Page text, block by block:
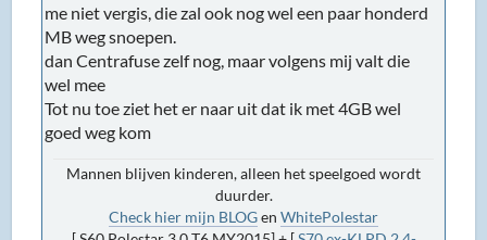
me niet vergis, die zal ook nog wel een paar honderd
MB weg snoepen.
dan Centrafuse zelf nog, maar volgens mij valt die
wel mee
Tot nu toe ziet het er naar uit dat ik met 4GB wel
goed weg kom
Mannen blijven kinderen, alleen het speelgoed wordt
duurder.
Check hier mijn BLOGen WhitePolestar